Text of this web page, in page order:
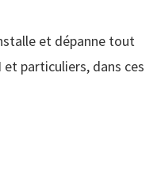
et dépanne tout
particuliers, dans ces